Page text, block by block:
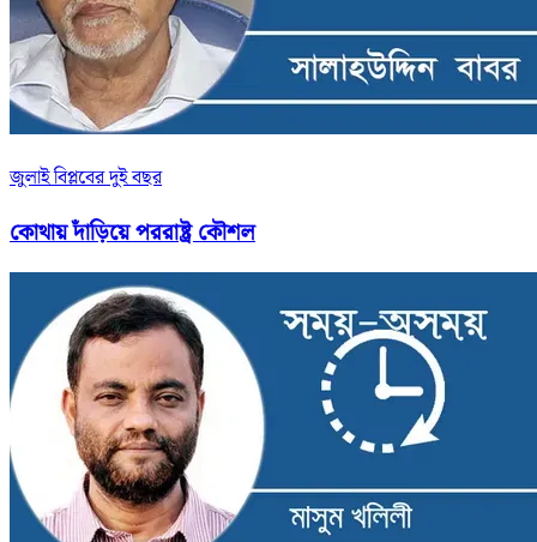
জুলাই বিপ্লবের দুই বছর
কোথায় দাঁড়িয়ে পররাষ্ট্র কৌশল